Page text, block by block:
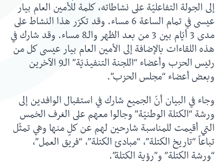
إلى الجولة التفاعليّة على نشاطاته، كلمة للأمين العام بيار
عيسى في تمام الساعة 6 مساء. وقد تكرّر هذا النشاط على
مدى 3 أيّام بين 3 من بعد الظهر والـ8 مساء. وقد شارك في
هذه اللقاءات بالإضافة إلى الأمين العام بيار عيسى كل من
رئيس الحزب وأعضاء “اللجنة التنفيذيّة” الـ9 الآخرين
وبعض أعضاء “مجلس الحزب”.
وجاء في البيان أنّ الجميع شارك في استقبال الوافدين إلى
ورشة “الكتلة الوطنيّة” وجالوا معهم على الغرف الخمس
التي أقيمت للمناسبة شارحين لهم عن كلٍ منها وهي تمثّل
تباعاً “تاريخ الكتلة”، “مبادئ الكتلة”، “فريق العمل”،
“ورشة الكتلة” و”رؤية الكتلة”.